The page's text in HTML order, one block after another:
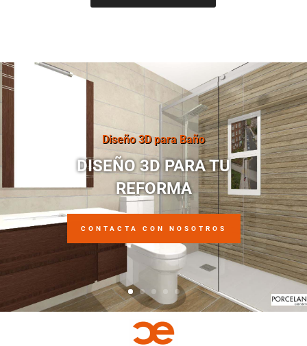
Diseño 3D para Baño
DISEÑO 3D PARA TU
REFORMA
CONTACTA CON NOSOTROS